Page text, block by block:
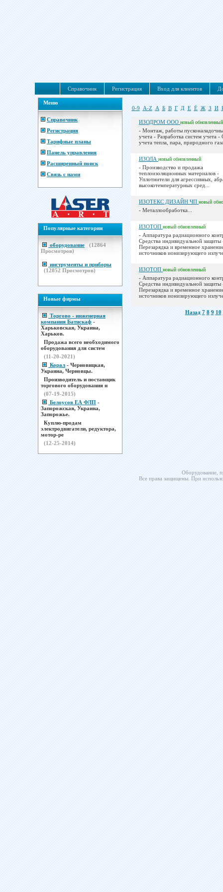
Справочник Регистрация Вход для клиентов
Меню
Справочник
Регистрация
Тарифные планы
Панель управления
Расширенный поиск
Связь с нами
Популярные категории
оборудование (12864
Просмотров)
инструменты и приборы
(12852 Просмотров)
Новые фирмы
Торгово - инженерная
компания Батискаф -
Харьковская, Украина,
Харьков.
Продажа всего необходимого
оборудования для систем
(11-20-2021)
Корал - Черновицкая,
Украина, Черновцы.
Производитель и поставщик
торгового оборудования н
(07-19-2015)
Белоусов ЕА ФЛП -
Запорожская, Украина,
Запорожье.
Куплю-продам
электродвигатели, редуктора,
мотор-ре
(12-25-2014)
0-9 A-Z А Б В Г Д Е Ё Ж З И
ИЗОДРОМ ООО новый обновленный
- Монтаж, работы
учета - Разработка систем учета -
учета тепла, пара, природного
ИЗОЛА новый обновленный
- Производство и продажа
теплоизоляционных материалов -
Уплотнители для агрессивных,
высокотемпературных сред...
ИЗОТЕКС ДИЗАЙН ЧП новый
- Металлообработка...
ИЗОТОП новый обновленный
- Аппаратура радиационного
Средства индивидуальной защиты
Перезарядка и временное
источников ионизирующего
ИЗОТОП новый обновленный
- Аппаратура радиационного
Средства индивидуальной защиты
Перезарядка и временное
источников ионизирующего
Назад 7 8 9 10
Оборудование,
Все права защищены. При